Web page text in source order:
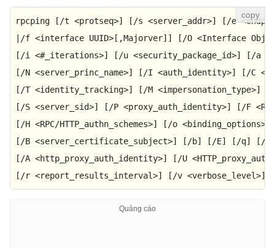
rpcping [/t <protseq>] [/s <server_addr>] [/e <
|/f <interface UUID> [,Majorver]] [/O <Interface
[/i <#_iterations>] [/u <security_package_id>] [/a
[/N <server_princ_name>] [/I <auth_identity>] [/C <
[/T <identity_tracking>] [/M <impersonation_type>]
[/S <server_sid>] [/P <proxy_auth_identity>] [/F <
[/H <RPC/HTTP_authn_schemes>] [/o <binding_options>
[/B <server_certificate_subject>] [/b] [/E] [/q] [/c]
[/A <http_proxy_auth_identity>] [/U <
[/r <report_results_interval>] [/v <verbose_level>]